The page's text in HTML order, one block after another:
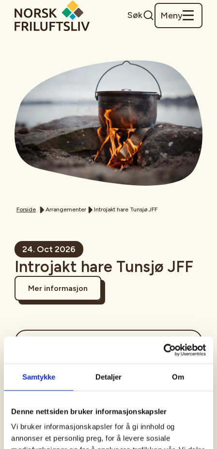
Samtykke Detaljer Om
Denne nettsiden bruker informasjonskapsler
Vi bruker informasjonskapsler for å gi innhold og
annonser et personlig preg, for å levere sosiale
Søk Meny
Forside Arrangementer Introjakt hare Tunsjø JFF
24. Oct 2026
Introjakt hare Tunsjø JFF
Mer informasjon
Tid
24. Oct 2026
Kl. 08.00 - 13.00